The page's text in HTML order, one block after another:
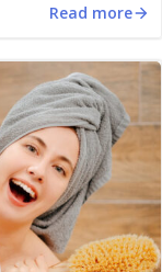
Read more